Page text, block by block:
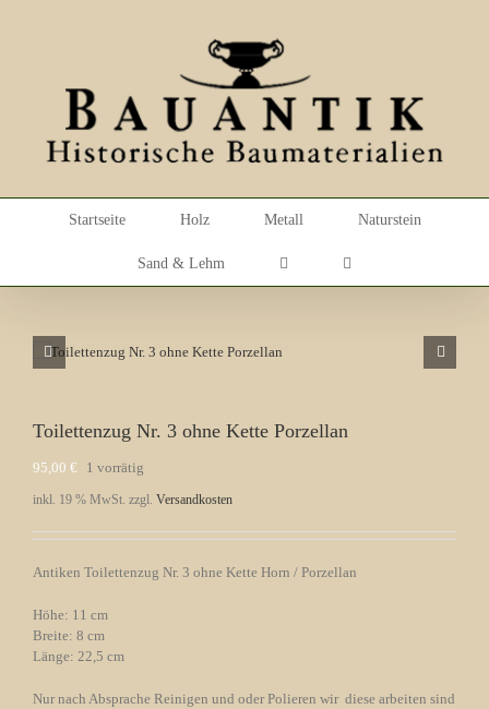
Startseite Holz Metall Naturstein
Sand & Lehm
Toilettenzug Nr. 3 ohne Kette Porzellan
95,00 € 1 vorrätig
inkl. 19 % MwSt. zzgl. Versandkosten
Antiken Toilettenzug Nr. 3 ohne Kette Horn / Porzellan
Höhe: 11 cm
Breite: 8 cm
Länge: 22,5 cm
Nur nach Absprache Reinigen und oder Polieren wir diese arbeiten sind